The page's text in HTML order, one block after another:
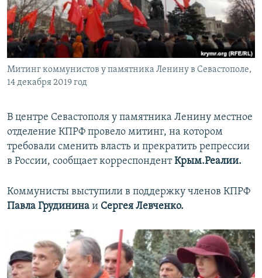
ПОБЕДИТЕЛЕЙ НЕ СУДЯТ?
КРЫМ.НЕПОКОРЕННЫЙ
ELIFBE
УКРАИНСКАЯ ПРОБЛЕМА КРЫМА
ПРИСОЕДИНЯЙТЕСЬ!
Все сайты RFE/RL
Митинг коммунистов у памятника Ленину в Севастополе,
14 декабря 2019 год
В центре Севастополя у памятника Ленину местное
отделение КПРФ провело митинг, на котором
требовали сменить власть и прекратить репрессии
в России, сообщает корреспондентКрым.Реалии.
Коммунисты выступили в поддержку членов КПРФ
Павла Грудинина и Сергея Левченко.